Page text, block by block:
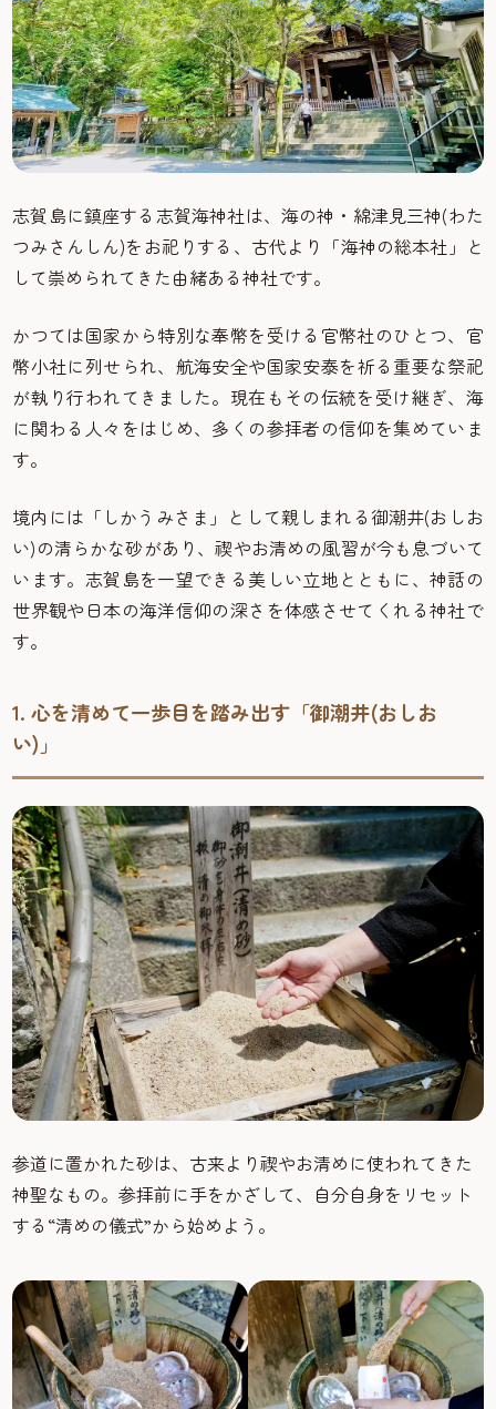
志賀島に鎮座する志賀海神社は、海の神・綿津見三神(わた
つみさんしん)をお祀りする、古代より「海神の総本社」と
して崇められてきた由緒ある神社です。
かつては国家から特別な奉幣を受ける官幣社のひとつ、官
幣小社に列せられ、航海安全や国家安泰を祈る重要な祭祀
が執り行われてきました。現在もその伝統を受け継ぎ、海
に関わる人々をはじめ、多くの参拝者の信仰を集めていま
す。
境内には「しかうみさま」として親しまれる御潮井(おしお
い)の清らかな砂があり、禊やお清めの風習が今も息づいて
います。志賀島を一望できる美しい立地とともに、神話の
世界観や日本の海洋信仰の深さを体感させてくれる神社で
す。
1. 心を清めて一歩目を踏み出す「御潮井(おしお
い)」
参道に置かれた砂は、古来より禊やお清めに使われてきた
神聖なもの。参拝前に手をかざして、自分自身をリセット
する“清めの儀式”から始めよう。